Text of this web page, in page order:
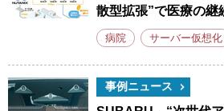
散型拡張”で医療の継
病院 サーバー仮想化
事例ニュース